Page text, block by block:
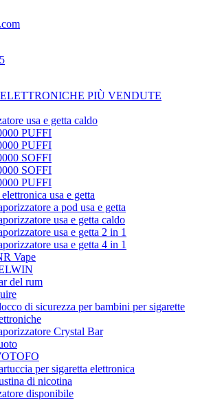
PIÙ VENDUTE
usa e getta caldo
PUFFI
PUFFI
SOFFI
SOFFI
PUFFI
usa e getta
a pod usa e getta
usa e getta caldo
usa e getta 2 in 1
usa e getta 4 in 1
Vape
del rum
di sicurezza per bambini per sigarette
Crystal Bar
per sigaretta elettronica
di nicotina
disponibile